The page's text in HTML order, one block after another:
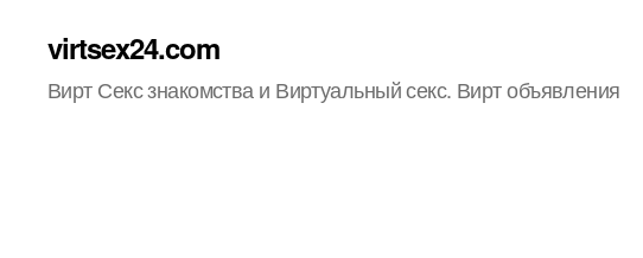
virtsex24.com
Вирт Секс знакомства и Виртуальный секс. Вирт объявления